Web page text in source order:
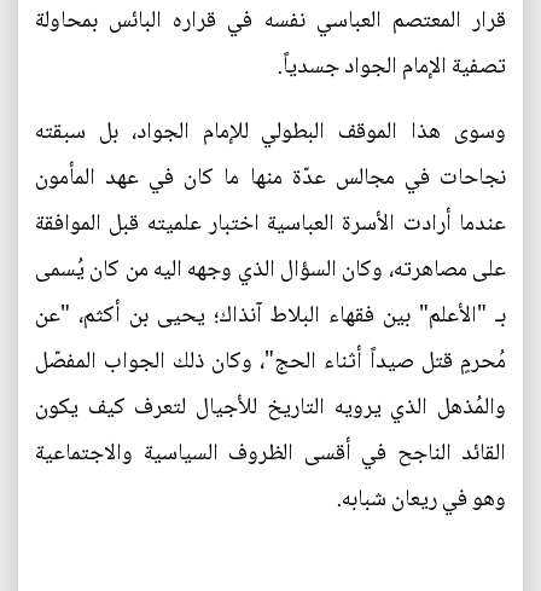
قرار المعتصم العباسي نفسه في قراره البائس بمحاولة
تصفية الإمام الجواد جسدياً.
وسوى هذا الموقف البطولي للإمام الجواد، بل سبقته
نجاحات في مجالس عدّة منها ما كان في عهد المأمون
عندما أرادت الأسرة العباسية اختبار علميته قبل الموافقة
على مصاهرته، وكان السؤال الذي وجهه اليه من كان يُسمى
بـ "الأعلم" بين فقهاء البلاط آنذاك؛ يحيى بن أكثم، "عن
مُحرمٍ قتل صيداً أثناء الحج"، وكان ذلك الجواب المفصّل
والمُذهل الذي يرويه التاريخ للأجيال لتعرف كيف يكون
القائد الناجح في أقسى الظروف السياسية والاجتماعية
وهو في ريعان شبابه.